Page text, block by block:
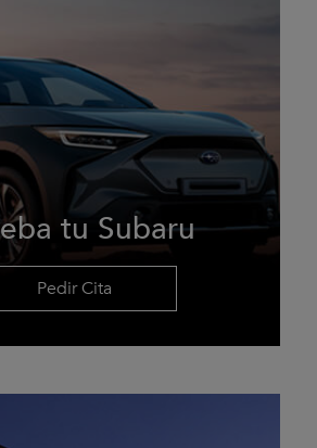
tu Subaru
Pedir Cita